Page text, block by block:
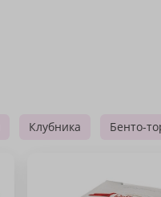
Клубника Бенто-